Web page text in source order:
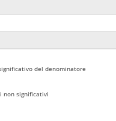
del denominatore
non significativi